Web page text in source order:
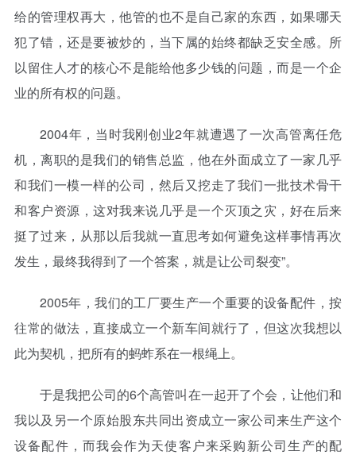
给的管理权再大，他管的也不是自己家的东西，如果哪天
犯了错，还是要被炒的，当下属的始终都缺乏安全感。所
以留住人才的核心不是能给他多少钱的问题，而是一个企
业的所有权的问题。
2004年，当时我刚创业2年就遭遇了一次高管离任危
机，离职的是我们的销售总监，他在外面成立了一家几乎
和我们一模一样的公司，然后又挖走了我们一批技术骨干
和客户资源，这对我来说几乎是一个灭顶之灾，好在后来
挺了过来，从那以后我就一直思考如何避免这样事情再次
发生，最终我得到了一个答案，就是让公司裂变”。
2005年，我们的工厂要生产一个重要的设备配件，按
往常的做法，直接成立一个新车间就行了，但这次我想以
此为契机，把所有的蚂蚱系在一根绳上。
于是我把公司的6个高管叫在一起开了个会，让他们和
我以及另一个原始股东共同出资成立一家公司来生产这个
设备配件，而我会作为天使客户来采购新公司生产的配